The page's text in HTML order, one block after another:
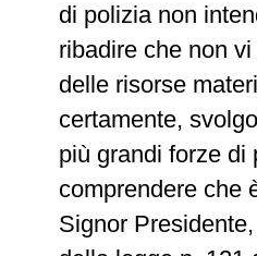
di polizia non
ribadire che non
delle risorse
certamente,
più grandi forze di
comprendere che
Signor